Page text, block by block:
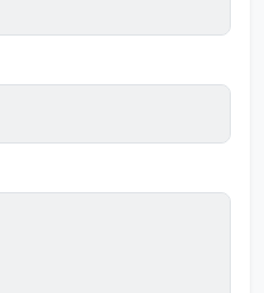
Ouvir